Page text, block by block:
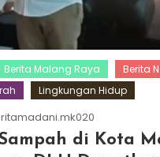
Berita Malang Raya
Berita
Lingkungan Hidup
di Kota